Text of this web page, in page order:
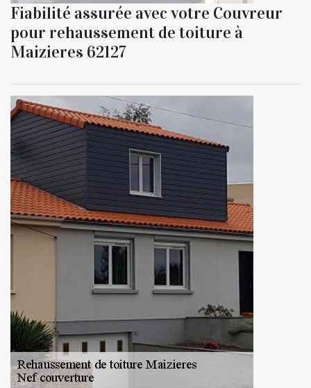
Fiabilité assurée avec votre Couvreur
pour rehaussement de toiture à
Maizieres 62127